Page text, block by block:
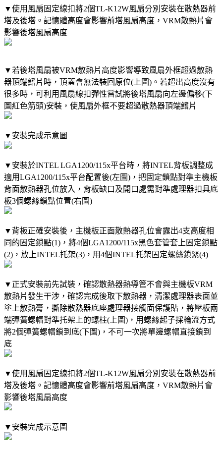
▼使用風扇固定線扣將2個TL-K12W風扇分別安裝在散熱器前
塔及後塔。記憶體高度會影響前塔風扇高度，VRM散熱片會
影響後塔風扇高度
▼若後塔風扇被VRM散熱片高度影響導致風扇外框超過散熱
器頂端鰭片時，頂蓋會無法裝回原位(上圖)。若超出高度沒有
很多時，可利用風扇線扣彈性嘗試將後塔風扇向左邊偏移(下
圖紅色箭頭)安裝，使風扇外框不要超過散熱器頂端鰭片
▼安裝完成示意圖
▼安裝於INTEL LGA1200/115x平台時，將INTEL背板調整成
適用LGA1200/115x平台配置後(左圖)，把固定鎖點對準主機板
背面散熱器孔位放入，背板缺口及開口處需對準處理器扣具底
板3個螺絲鎖點位置(右圖)
▼背板正確安裝後，主機板正面散熱器孔位會露出4支高度相
同的固定鎖點(1)，將4個LGA1200/115x黑色套管套上固定鎖點
(2)，放上INTEL托架(3)，用4個INTEL托架固定螺絲鎖緊(4)
▼正式安裝前先試裝，確認散熱器熱導管不會與主機板VRM
散熱片發生干涉，確認完成後取下散熱器，清潔處理器表面並
塗上散熱膏，撕除散熱器底座處理器接觸面保護貼，將壓板兩
端彈簧螺帽對準托架上的螺柱(上圖)，用螺絲起子採輪流方式
將2個彈簧螺帽鎖到底(下圖)，不可一次將單邊螺帽直接鎖到
底
▼使用風扇固定線扣將2個TL-K12W風扇分別安裝在散熱器前
塔及後塔。記憶體高度會影響前塔風扇高度，VRM散熱片會
影響後塔風扇高度
▼安裝完成示意圖